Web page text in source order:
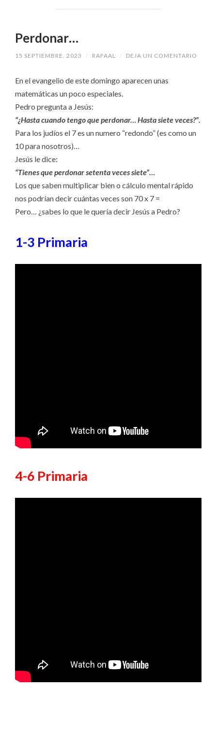
Perdonar…
15 SEPTIEMBRE, 2023 / RAFAAL / DEJA UN COMENTARIO
En el evangelio de este domingo aparecen unas
matemáticas un poco especiales.
Pedro pregunta a Jesús:
“¿Hasta cuando tengo que perdonar… Hasta siete veces?”.
Para los judíos el 7 es un numero “redondo” (es como un
10 para nosotros)…
Jesús le dice:
“Tienes que perdonar setenta veces siete”…
Los que saben multiplicar bien o cálculo mental rápido
nos podrían decir cuántas veces son 70 x 7 =
Pero… ¿sabes lo que le quería decir Jesús a Pedro?
1-3 Primaria
4-6 Primaria